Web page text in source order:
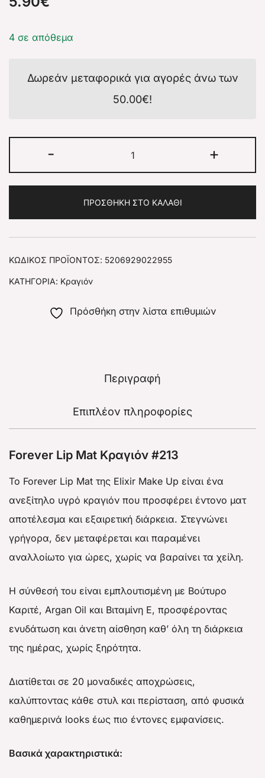
4 σε απόθεμα
Δωρεάν μεταφορικά για αγορές άνω των
50.00€!
- +
ΠΡΟΣΘΉΚΗ ΣΤΟ ΚΑΛΆΘΙ
ΚΩΔΙΚΌΣ ΠΡΟΪΌΝΤΟΣ: 5206929022955
ΚΑΤΗΓΟΡΊΑ: Κραγιόν
Πρόσθήκη στην λίστα επιθυμιών
Περιγραφή
Επιπλέον πληροφορίες
Forever Lip Mat Κραγιόν #213
Το Forever Lip Mat της Elixir Make Up είναι ένα
ανεξίτηλο υγρό κραγιόν που προσφέρει έντονο ματ
αποτέλεσμα και εξαιρετική διάρκεια. Στεγνώνει
γρήγορα, δεν μεταφέρεται και παραμένει
αναλλοίωτο για ώρες, χωρίς να βαραίνει τα χείλη.
Η σύνθεσή του είναι εμπλουτισμένη με Βούτυρο
Καριτέ, Argan Oil και Βιταμίνη Ε, προσφέροντας
ενυδάτωση και άνετη αίσθηση καθ’ όλη τη διάρκεια
της ημέρας, χωρίς ξηρότητα.
Διατίθεται σε 20 μοναδικές αποχρώσεις,
καλύπτοντας κάθε στυλ και περίσταση, από φυσικά
καθημερινά looks έως πιο έντονες εμφανίσεις.
Βασικά χαρακτηριστικά: